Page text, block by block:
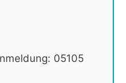
05105